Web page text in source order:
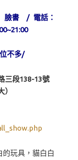
臉書 / 電話：
不多/
三段138-13號
）
玩具，貓白白